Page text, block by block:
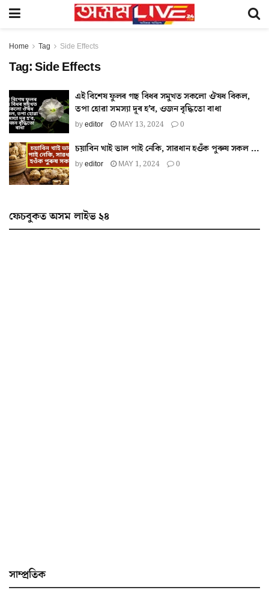
Home Tag Side Effects
Tag:Side Effects
এই বিশেষ ফুলৰ গছ বিধৰ সমুখত সকলো ঔষধ বিকল,
তপা হোৱা সমস্যা দূৰ হ’ব, ওজন বৃদ্ধিতো বাধা
byeditor MAY 13, 2024 0
চয়াবিন খাই ভাল পাই নেকি, সাৱধান হওঁক পুৰুষ সকল …
byeditor MAY 1, 2024 0
ফেচবুকত অসম লাইভ ২৪
সাম্প্ৰতিক